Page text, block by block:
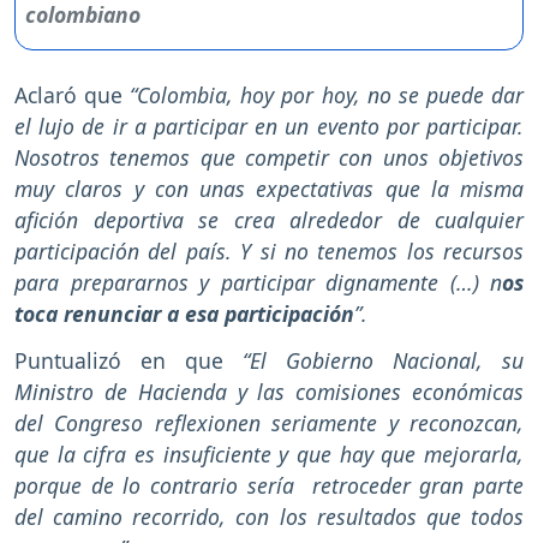
Aclaró que “Colombia, hoy por hoy, no se puede dar
el lujo de ir a participar en un evento por participar.
Nosotros tenemos que competir con unos objetivos
muy claros y con unas expectativas que la misma
afición deportiva se crea alrededor de cualquier
participación del país. Y si no tenemos los recursos
para prepararnos y participar dignamente (…) nos
toca renunciar a esa participación”.
Puntualizó en que “El Gobierno Nacional, su
Ministro de Hacienda y las comisiones económicas
del Congreso reflexionen seriamente y reconozcan,
que la cifra es insuficiente y que hay que mejorarla,
porque de lo contrario sería retroceder gran parte
del camino recorrido, con los resultados que todos